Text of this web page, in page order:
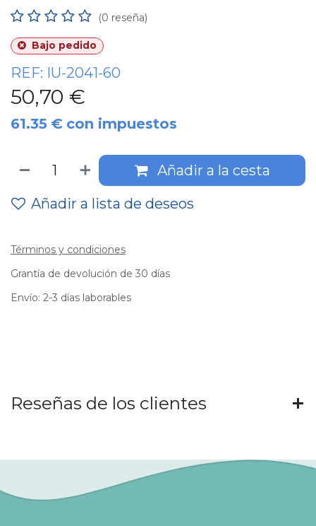
(0 reseña)
Bajo pedido
REF: IU-2041-60
50,70 €
61.35 € con impuestos
Añadir a la cesta
Añadir a lista de deseos
Términos y condiciones
Grantía de devolución de 30 días
Envío: 2-3 días laborables
Reseñas de los clientes